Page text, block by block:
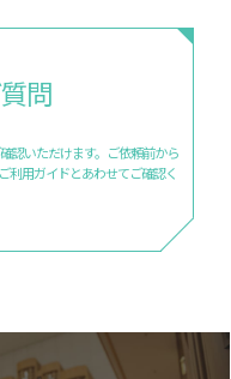
問
認いただけます。 ご依頼前から
ご利用ガイドとあわせてご確認く